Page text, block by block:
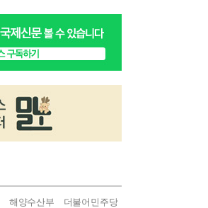
해양수산부
더불어민주당